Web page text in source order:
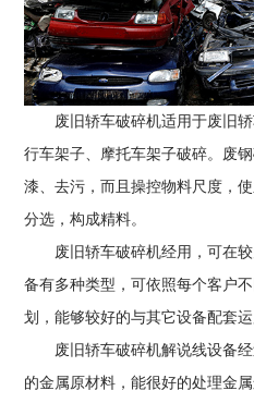
废旧轿车破碎机适用于废旧轿
行车架子、摩托车架子破碎。废
漆、去污，而且操控物料尺度，
分选，构成精料。
废旧轿车破碎机经用，可在较
备有多种类型，可依照每个客户
划，能够较好的与其它设备配套运
废旧轿车破碎机解说线设备经
的金属原材料，能很好的处理金